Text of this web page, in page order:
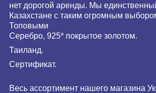
нет дорогой аренды. Мы
Казахстане с таким огромным
Топовыми
Серебро, 925* покрытое золотом.
Таиланд.
Сертификат.
Весь ассортимент нашего магазина